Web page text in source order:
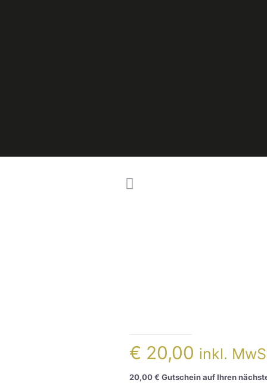
€ 20,00 inkl.
20,00 € Gutschein auf Ihren